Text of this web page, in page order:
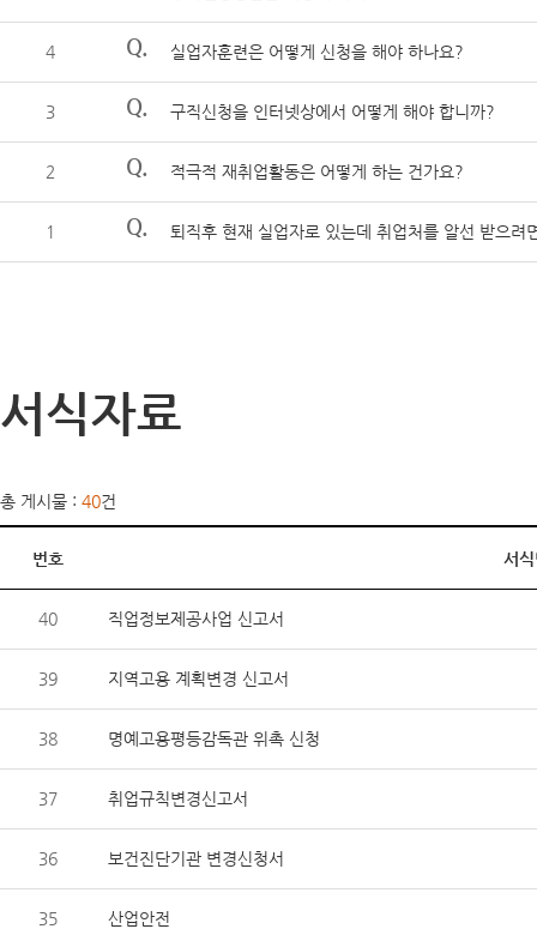
4 Q. 실업자훈련은 어떻게 신청을 해야 하나요?
3 Q. 구직신청을 인터넷상에서 어떻게 해야 합니까?
2 Q. 적극적 재취업활동은 어떻게 하는 건가요?
1 Q. 퇴직후 현재 실업자로 있는데 취업처를 알선 받으려
서식자료
총 게시물 : 40건
번호 서
40 직업정보제공사업 신고서
39 지역고용 계획변경 신고서
38 명예고용평등감독관 위촉 신청
37 취업규칙변경신고서
36 보건진단기관 변경신청서
35 산업안전